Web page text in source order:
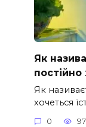
Як
постійно
Як
хочеться
0 97